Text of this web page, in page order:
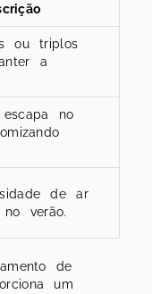
ou triplos
a
no
de ar
no verão.
de
um